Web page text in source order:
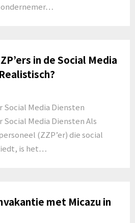
ondernemer…
in de Social Media
Social Media Diensten
Social Media Diensten Als
(ZZP’er) die social
is het…
met Micazu in